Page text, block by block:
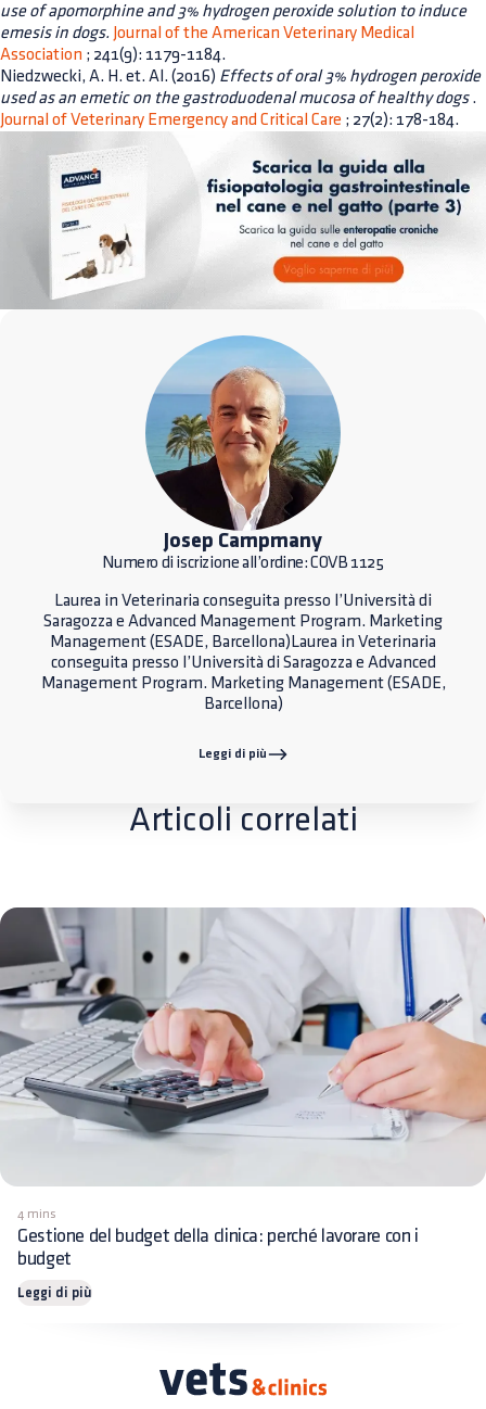
use of apomorphine and 3% hydrogen peroxide solution to induce
emesis in dogs. Journal of the American Veterinary Medical
Association ; 241(9): 1179-1184.
Niedzwecki, A. H. et. Al. (2016) Effects of oral 3% hydrogen peroxide
used as an emetic on the gastroduodenal mucosa of healthy dogs.
Journal of Veterinary Emergency and Critical Care ; 27(2): 178-184.
Josep Campmany
Numero di iscrizione all’ordine: COVB 1125
Laurea in Veterinaria conseguita presso l’Università di
Saragozza e Advanced Management Program. Marketing
Management (ESADE, Barcellona)Laurea in Veterinaria
conseguita presso l’Università di Saragozza e Advanced
Management Program. Marketing Management (ESADE,
Barcellona)
Leggi di più
Articoli correlati
4 mins
Gestione del budget della clinica: perché lavorare con i
budget
Leggi di più